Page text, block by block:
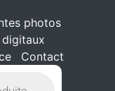
photos
digitaux
Contact